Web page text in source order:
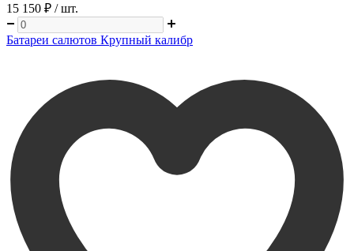
15 150 ₽ / шт.
Батареи салютов Крупный калибр